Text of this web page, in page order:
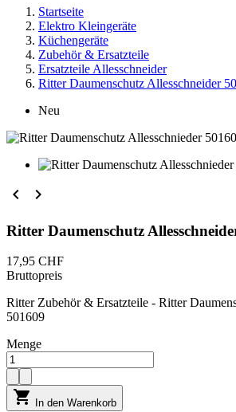
Startseite
Elektro Kleingeräte
Küchengeräte
Zubehör & Ersatzteile
Ersatzteile Allesschneider
Ritter Daumenschutz Allesschneider
Neu
 
Ritter Daumenschutz
17,95 CHF
Bruttopreis
Ritter Zubehör & Ersatzteile - Ritter
501609
Menge
 In den Warenkorb